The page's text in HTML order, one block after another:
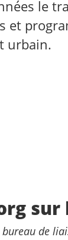
le
et
urbain.
sur
bureau de